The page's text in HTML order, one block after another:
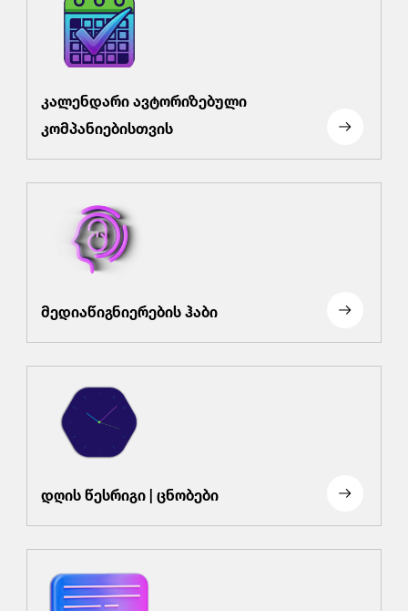
კალენდარი ავტორიზებული
კომპანიებისთვის
მედიაწიგნიერების ჰაბი
დღის წესრიგი | ცნობები